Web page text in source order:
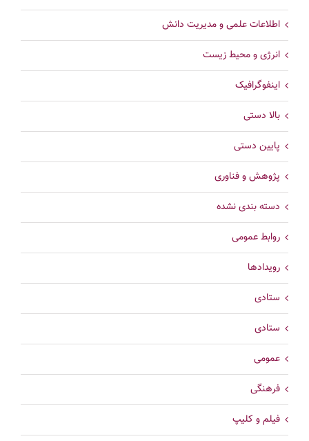
اطلاعات علمی و مدیریت دانش
انرژی و محیط زیست
اینفوگرافیک
بالا دستی
پایین دستی
پژوهش و فناوری
دسته بندی نشده
روابط عمومی
رویدادها
ستادی
ستادی
عمومی
فرهنگی
فیلم و کلیپ